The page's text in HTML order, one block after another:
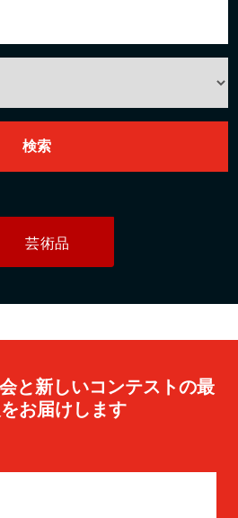
芸術品
と新しいコンテストの最
お届けします